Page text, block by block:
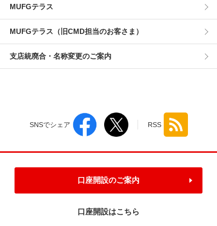
MUFGテラス
MUFGテラス（旧CMD担当のお客さま）
支店統廃合・名称変更のご案内
SNSでシェア RSS
口座開設のご案内
口座開設はこちら